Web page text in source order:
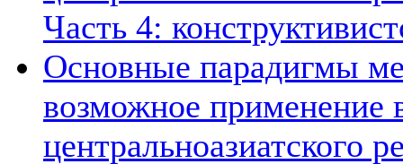
Часть 4:
Основные парадигмы
возможное применение
центральноазиатского